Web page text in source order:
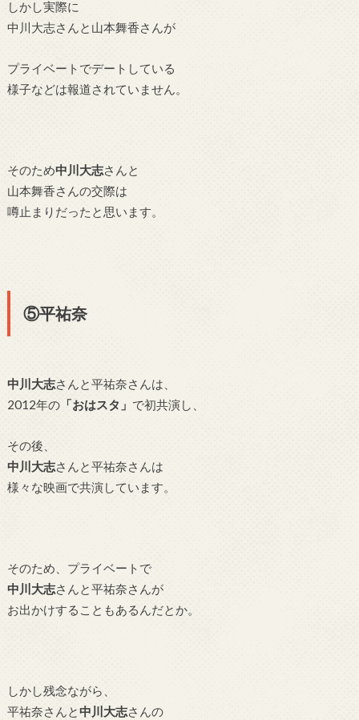
しかし実際に
中川大志さんと山本舞香さんが
プライベートでデートしている
様子などは報道されていません。
そのため中川大志さんと
山本舞香さんの交際は
噂止まりだったと思います。
⑤平祐奈
中川大志さんと平祐奈さんは、
2012年の「おはスタ」 で初共演し、
その後、
中川大志さんと平祐奈さんは
様々な映画で共演しています。
そのため、プライベートで
中川大志さんと平祐奈さんが
お出かけすることもあるんだとか。
しかし残念ながら、
平祐奈さんと中川大志さんの